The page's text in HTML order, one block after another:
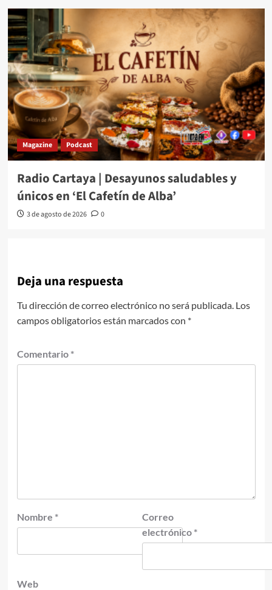
Magazine Podcast
Radio Cartaya | Desayunos saludables y
únicos en ‘El Cafetín de Alba’
3 de agosto de 2026 0
Deja una respuesta
Tu dirección de correo electrónico no será publicada. Los
campos obligatorios están marcados con *
Comentario *
Nombre *
Correo
electrónico *
Web